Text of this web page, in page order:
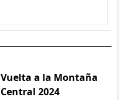
Vuelta a la Montaña
Central 2024